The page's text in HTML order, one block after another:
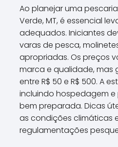
Ao planejar uma
Verde, MT, é essencial
adequados. Iniciantes
varas de pesca,
apropriadas. Os preços
marca e qualidade, mas
entre R$ 50 e R$ 500. A
incluindo hospedagem
bem preparada. Dicas
as condições climáticas
regulamentações